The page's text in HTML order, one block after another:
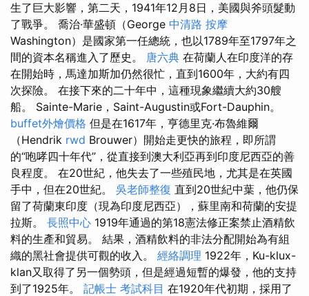
生了巨大影響，第二天，1941年12月8日，美國與斧頭髮動
了戰爭。 喬治·華盛頓（George 中清路 按摩
Washington）是國家第一任總統，也以1789年至1797年之
間的資本名稱進入了歷史。 唐六典 在荷蘭人在印度洋​​的存
在開始時，馬達加斯加仍然很忙，直到1600年，大約有四
次探險。 在接下來的二十年中，這種現象繼續大約30艘
船。 Sainte-Marie，Saint-Augustin或Fort-Dauphin。
buffet外燴價格 但是在1617年，亨德里克·布魯維爾
（Hendrik rwd Brouwer）開始走更快的旅程，即所謂
的“咆哮四十年代”，從直接到澳大利亞再到印度尼西亞的善
良程度。 在20世紀，他失去了一些殖民地，尤其是在英國
手中，但在20世紀。 吳老師整復 直到20世紀中葉，他仍保
留了荷蘭東印度（現為印度尼西亞），蘇里南和荷蘭的安提
拉斯。 長照中心 1919年通過的第18憲法修正案禁止酒精飲
料的生產和貿易。 結果，酒精飲料的非法分配開始為有組
織的黑社會提供可觀的收入。 經絡調理 1922年，Ku-klux-
klan又取得了另一個勢頭，但是經過短暫的爆發，他的支持
到了1925年。 記帳士 考試科目 在1920年代初期，採用了